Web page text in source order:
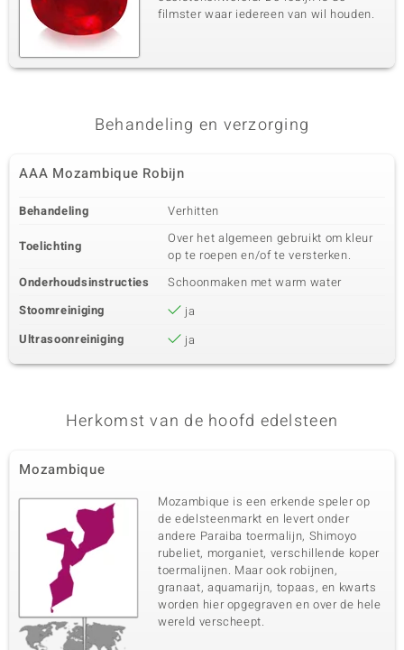
Zetting
Prong
Herkomst
filmster waar iedereen van wil houden.
Behandeling en verzorging
AAA Mozambique Robijn
Behandeling Verhitten
Toelichting
Over het algemeen gebruikt om kleur
op te roepen en/of te versterken.
Onderhoudsinstructies
Schoonmaken met warm water
Stoomreiniging
ja
Ultrasoonreiniging
ja
Herkomst van de hoofd edelsteen
Mozambique
Mozambique is een erkende speler op
de edelsteenmarkt en levert onder
andere Paraiba toermalijn, Shimoyo
rubeliet, morganiet, verschillende koper
toermalijnen. Maar ook robijnen,
granaat, aquamarijn, topaas, en kwarts
worden hier opgegraven en over de hele
wereld verscheept.